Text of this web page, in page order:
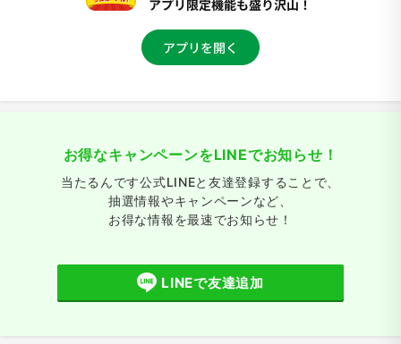
お得なキャンペーンをLINEでお知らせ！
当たるんです公式LINEと友達登録することで、
抽選情報やキャンペーンなど、
お得な情報を最速でお知らせ！
LINEで友達追加